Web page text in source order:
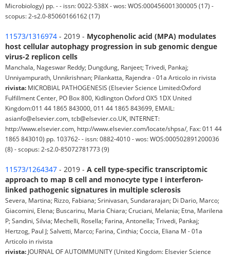
Microbiology) pp. - - issn: 0022-538X - wos: WOS:000456001300005 (17) -
scopus: 2-s2.0-85060166162 (17)
11573/1316974 - 2019 - Mycophenolic acid (MPA) modulates
host cellular autophagy progression in sub genomic dengue
virus-2 replicon cells
Manchala, Nageswar Reddy; Dungdung, Ranjeet; Trivedi, Pankaj;
Unniyampurath, Unnikrishnan; Pilankatta, Rajendra - 01a Articolo in rivista
rivista: MICROBIAL PATHOGENESIS (Elsevier Science Limited:Oxford
Fulfillment Center, PO Box 800, Kidlington Oxford OX5 1DX United
Kingdom:011 44 1865 843000, 011 44 1865 843699, EMAIL:
asianfo@elsevier.com, tcb@elsevier.co.UK, INTERNET:
http://www.elsevier.com, http://www.elsevier.com/locate/shpsa/, Fax: 011 44
1865 843010) pp. 103762- - issn: 0882-4010 - wos: WOS:000502891200036
(8) - scopus: 2-s2.0-85072781773 (9)
11573/1264347 - 2019 - A cell type-specific transcriptomic
approach to map B cell and monocyte type I interferon-
linked pathogenic signatures in multiple sclerosis
Severa, Martina; Rizzo, Fabiana; Srinivasan, Sundararajan; Di Dario, Marco;
Giacomini, Elena; Buscarinu, Maria Chiara; Cruciani, Melania; Etna, Marilena
P; Sandini, Silvia; Mechelli, Rosella; Farina, Antonella; Trivedi, Pankaj;
Hertzog, Paul J; Salvetti, Marco; Farina, Cinthia; Coccia, Eliana M - 01a
Articolo in rivista
rivista: JOURNAL OF AUTOIMMUNITY (United Kingdom: Elsevier Science